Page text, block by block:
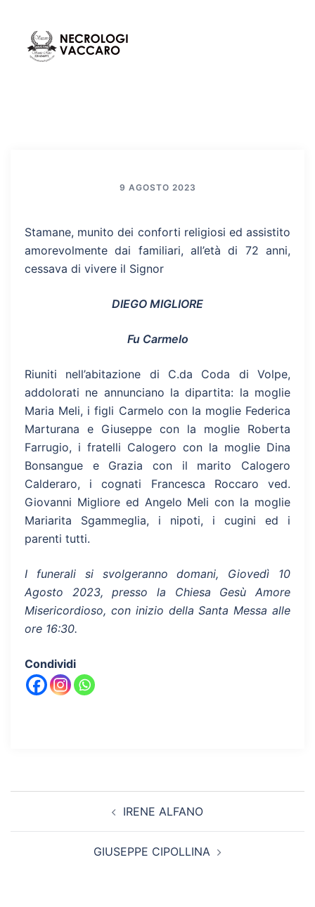
contenuto
9 AGOSTO 2023
Stamane, munito dei conforti religiosi ed assistito
amorevolmente dai familiari, all’età di 72 anni,
cessava di vivere il Signor
DIEGO MIGLIORE
Fu Carmelo
Riuniti nell’abitazione di C.da Coda di Volpe,
addolorati ne annunciano la dipartita: la moglie
Maria Meli, i figli Carmelo con la moglie Federica
Marturana e Giuseppe con la moglie Roberta
Farrugio, i fratelli Calogero con la moglie Dina
Bonsangue e Grazia con il marito Calogero
Calderaro, i cognati Francesca Roccaro ved.
Giovanni Migliore ed Angelo Meli con la moglie
Mariarita Sgammeglia, i nipoti, i cugini ed i
parenti tutti.
I funerali si svolgeranno domani, Giovedì 10
Agosto 2023, presso la Chiesa Gesù Amore
Misericordioso, con inizio della Santa Messa alle
ore 16:30.
Condividi
IRENE ALFANO
GIUSEPPE CIPOLLINA